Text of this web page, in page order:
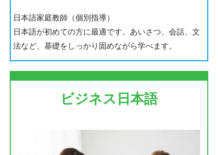
日本語家庭教師（個別指導）
日本語が初めての方に最適です。あいさつ、会話、文
法など、基礎をしっかり固めながら学べます。
ビジネス日本語